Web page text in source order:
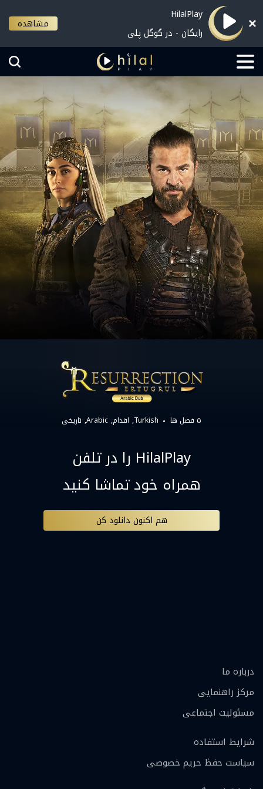
HilalPlay
رایگان - در گوگل پلی
مشاهده
۵ فصل ها Turkish اقدام Arabic تاریخی
HilalPlay را در تلفن
همراه خود تماشا کنید
هم اکنون دانلود کن
درباره ما
مرکز راهنمایی
مسئولیت اجتماعی
شرایط استفاده
سیاست حفظ حریم خصوصی